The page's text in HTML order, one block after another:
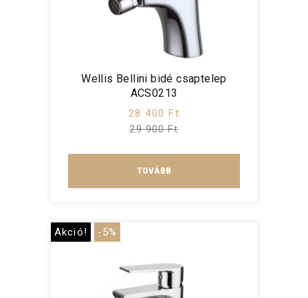
Wellis Bellini bidé csaptelep
ACS0213
28 400 Ft
29 900 Ft
TOVÁBB
Akció! -5%